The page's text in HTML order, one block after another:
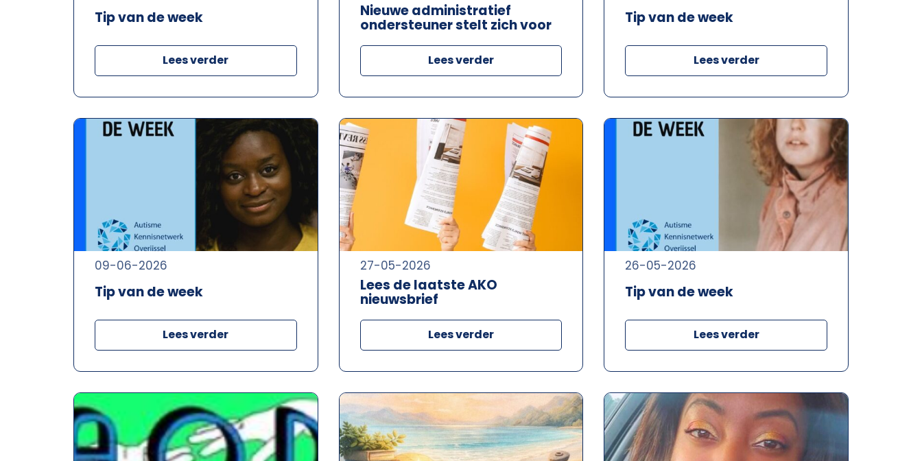
Tip van de week
Lees verder
Nieuwe administratief
ondersteuner stelt zich voor
Lees verder
Tip van de week
Lees verder
Tip van de week
09-06-2026
Lees verder
Lees de laatste AKO
nieuwsbrief
27-05-2026
Lees verder
Tip van de week
26-05-2026
Lees verder